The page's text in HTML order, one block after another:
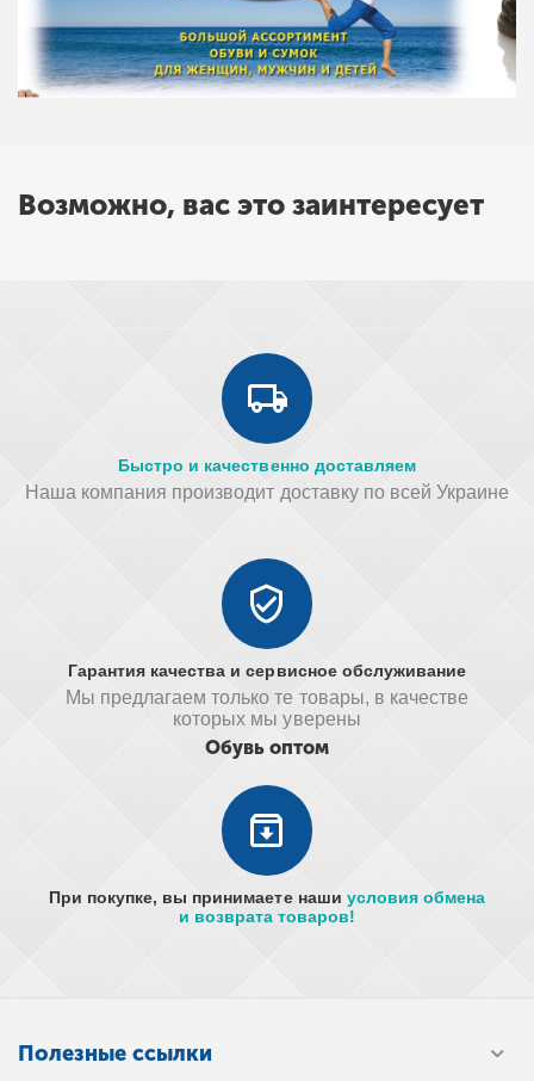
Возможно, вас это заинтересует
Быстро и качественно доставляем
Наша компания производит доставку по всей Украине
Гарантия качества и сервисное обслуживание
Мы предлагаем только те товары, в качестве
которых мы уверены
Обувь оптом
При покупке, вы принимаете наши условия обмена
и возврата товаров!
Полезные ссылки